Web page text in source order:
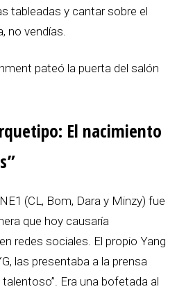
tableadas y cantar sobre el
no vendías.
pateó la puerta del salón
El nacimiento
(CL, Bom, Dara y Minzy) fue
que hoy causaría
redes sociales. El propio Yang
las presentaba a la prensa
Era una bofetada al